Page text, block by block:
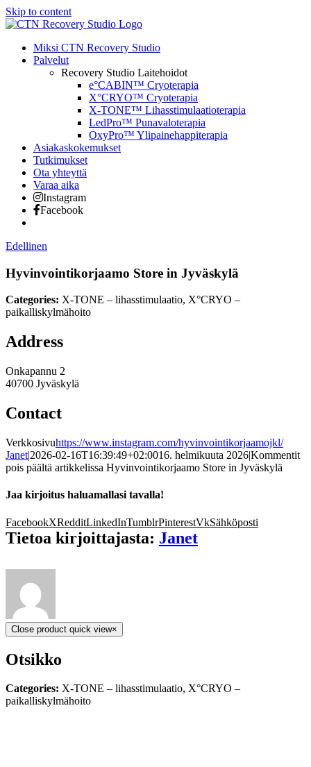
Skip to content
Miksi CTN Recovery Studio
Palvelut
Recovery Studio Laitehoidot
e°CABIN™ Cryoterapia
X°CRYO™ Cryoterapia
X-TONE™ Lihasstimulaatioterapia
LedPro™ Punavaloterapia
OxyPro™ Ylipainehappiterapia
Asiakaskokemukset
Tutkimukset
Ota yhteyttä
Varaa aika
Instagram
Facebook
Edellinen
Hyvinvointikorjaamo Store in Jyväskylä
Categories: X-TONE – lihasstimulaatio, X°CRYO –
paikalliskylmähoito
Address
Onkapannu 2
40700 Jyväskylä
Contact
Verkkosivuhttps://www.instagram.com/hyvinvointikorjaamojkl/
Janet|2026-02-16T16:39:49+02:0016. helmikuuta 2026|Kommentit
pois päältä artikkelissa Hyvinvointikorjaamo Store in Jyväskylä
Jaa kirjoitus haluamallasi tavalla!
FacebookXRedditLinkedInTumblrPinterestVkSähköposti
Tietoa kirjoittajasta: Janet
Close product quick view×
Otsikko
Categories: X-TONE – lihasstimulaatio, X°CRYO –
paikalliskylmähoito